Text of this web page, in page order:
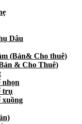
Dâu
(Bán& Cho thuê)
& Cho Thuê)
nhọn
trụ
xuồng